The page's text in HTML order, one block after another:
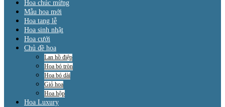
Hoa chúc mừng
Mẫu hoa mới
Hoa tang lễ
Hoa sinh nhật
Hoa cưới
Chủ đề hoa
Lan hồ điệp
Hoa bó tròn
Hoa bó dài
Giỏ hoa
Hoa hộp
Hoa Luxury